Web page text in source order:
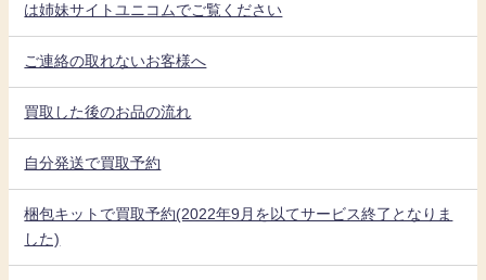
は姉妹サイトユニコムでご覧ください
ご連絡の取れないお客様へ
買取した後のお品の流れ
自分発送で買取予約
梱包キットで買取予約(2022年9月を以てサービス終了となりま
した)